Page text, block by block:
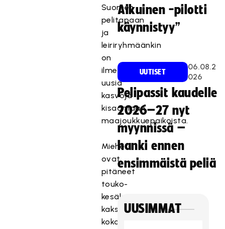
Suomen
pelitapaan
ja
leiriryhmäänkin
on
ilmestynyt
uusia
kasvoja
kisaamaan
maajoukkuepaikoista.
Miehet
ovat
pitäneet
touko-
kesäkuussa
kaksi
kokoontumista.
Aikuinen -pilotti
käynnistyy”
UUTISET
06.08.2
026
Pelipassit kaudelle
2026–27 nyt
myynnissä –
hanki ennen
ensimmäistä peliä
UUSIMMAT